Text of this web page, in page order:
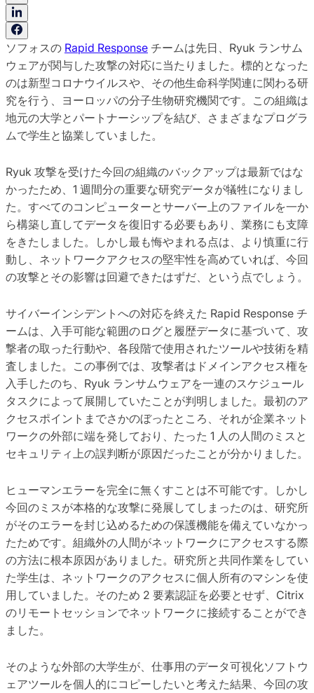
ソフォスの Rapid Response チームは先日、Ryuk ランサム
ウェアが関与した攻撃の対応に当たりました。標的となった
のは新型コロナウイルスや、その他生命科学関連に関わる研
究を行う、ヨーロッパの分子生物研究機関です。この組織は
地元の大学とパートナーシップを結び、さまざまなプログラ
ムで学生と協業していました。
Ryuk 攻撃を受けた今回の組織のバックアップは最新ではな
かったため、1 週間分の重要な研究データが犠牲になりまし
た。すべてのコンピューターとサーバー上のファイルを一か
ら構築し直してデータを復旧する必要もあり、業務にも支障
をきたしました。しかし最も悔やまれる点は、より慎重に行
動し、ネットワークアクセスの堅牢性を高めていれば、今回
の攻撃とその影響は回避できたはずだ、という点でしょう。
サイバーインシデントへの対応を終えた Rapid Response チ
ームは、入手可能な範囲のログと履歴データに基づいて、攻
撃者の取った行動や、各段階で使用されたツールや技術を精
査しました。この事例では、攻撃者はドメインアクセス権を
入手したのち、Ryuk ランサムウェアを一連のスケジュール
タスクによって展開していたことが判明しました。最初のア
クセスポイントまでさかのぼったところ、それが企業ネット
ワークの外部に端を発しており、たった 1 人の人間のミスと
セキュリティ上の誤判断が原因だったことが分かりました。
ヒューマンエラーを完全に無くすことは不可能です。しかし
今回のミスが本格的な攻撃に発展してしまったのは、研究所
がそのエラーを封じ込めるための保護機能を備えていなかっ
たためです。組織外の人間がネットワークにアクセスする際
の方法に根本原因がありました。研究所と共同作業をしてい
た学生は、ネットワークのアクセスに個人所有のマシンを使
用していました。そのため 2 要素認証を必要とせず、Citrix
のリモートセッションでネットワークに接続することができ
ました。
そのような外部の大学生が、仕事用のデータ可視化ソフトウ
ェアツールを個人的にコピーしたいと考えた結果、今回の攻